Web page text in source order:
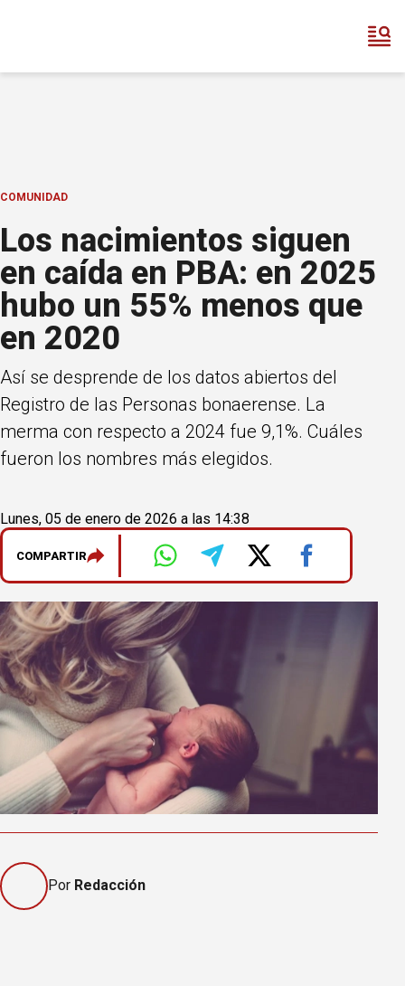
COMUNIDAD
Los nacimientos siguen
en caída en PBA: en 2025
hubo un 55% menos que
en 2020
Así se desprende de los datos abiertos del
Registro de las Personas bonaerense. La
merma con respecto a 2024 fue 9,1%. Cuáles
fueron los nombres más elegidos.
Lunes, 05 de enero de 2026 a las 14:38
COMPARTIR
Por Redacción